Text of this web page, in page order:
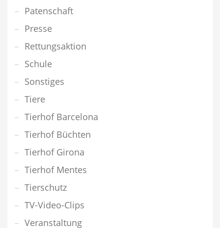
Patenschaft
Presse
Rettungsaktion
Schule
Sonstiges
Tiere
Tierhof Barcelona
Tierhof Büchten
Tierhof Girona
Tierhof Mentes
Tierschutz
TV-Video-Clips
Veranstaltung